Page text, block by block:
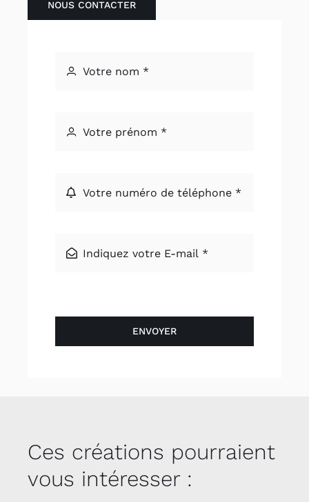
NOUS CONTACTER
ENVOYER
Ces créations pourraient
vous intéresser :